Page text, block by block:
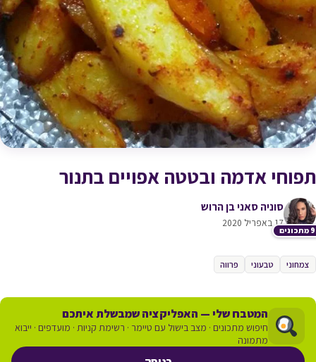
תפוחי אדמה ובטטה אפויים בתנור
סוניה סאני בן הרוש
17 באפריל 2020
צמחוני טבעוני פרווה
המטבח שלי — האפליקציה שמבשלת איתכם
חיפוש מתכונים · מצב בישול עם טיימר · רשימת קניות · מועדפים · ייבוא
מתמונה